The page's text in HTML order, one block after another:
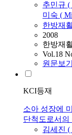
추민규 (
미숙 (
한방재
2008
한방재
Vol.18
원문보기
KCI등재
소아 성장에
단척도로서의
김세진 (